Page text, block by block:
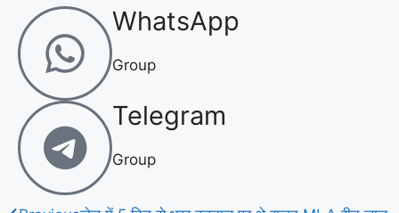
WhatsApp
Group
Telegram
Group